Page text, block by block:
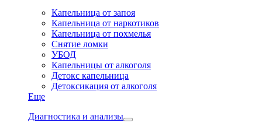
Капельница от запоя
Капельница от наркотиков
Капельница от похмелья
Снятие ломки
УБОД
Капельницы от алкоголя
Детокс капельница
Детоксикация от алкоголя
Еще
Диагностика и анализы